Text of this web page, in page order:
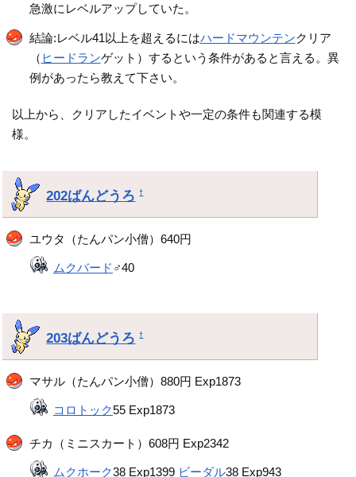
急激にレベルアップしていた。
結論:レベル41以上を超えるにはハードマウンテンクリア
（ ヒードランゲット）するという条件があると言える。異
例があったら教えて下さい。
以上から、クリアしたイベントや一定の条件も関連する模
様。
202ばんどうろ †
ユウタ（たんパン小僧）640円
ムクバード ♂40
203ばんどうろ †
マサル（たんパン小僧）880円 Exp1873
コロトック55 Exp1873
チカ（ミニスカート）608円 Exp2342
ムクホーク38 Exp1399 ビーダル38 Exp943